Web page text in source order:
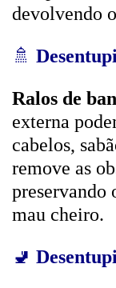
devolvendo
🚿
Ralos de
externa
cabelos,
remove as
preservando
mau cheiro.
🚽